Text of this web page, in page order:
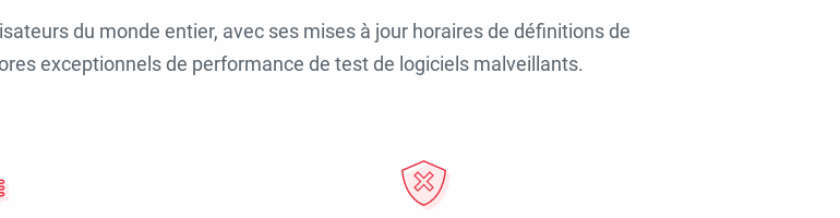
du monde entier, avec ses mises à jour horaires de définitions de
exceptionnels de performance de test de logiciels malveillants.